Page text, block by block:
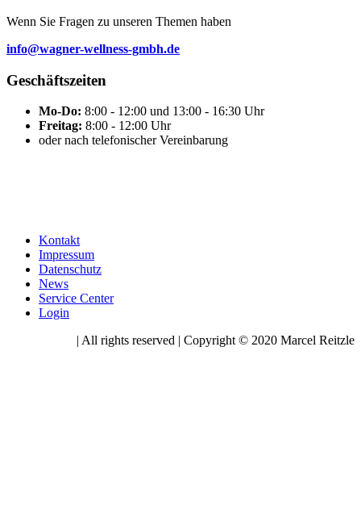
Wenn Sie Fragen zu unseren Themen haben
info@wagner-wellness-gmbh.de
Geschäftszeiten
Mo-Do: 8:00 - 12:00 und 13:00 - 16:30 Uhr
Freitag: 8:00 - 12:00 Uhr
oder nach telefonischer Vereinbarung
Kontakt
Impressum
Datenschutz
News
Service Center
Login
| All rights reserved | Copyright © 2020 Marcel Reitzle